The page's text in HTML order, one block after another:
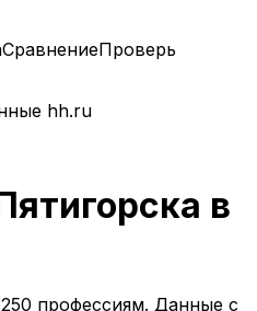
СравнениеПроверь
hh.ru
в
250 профессиям. Данные с